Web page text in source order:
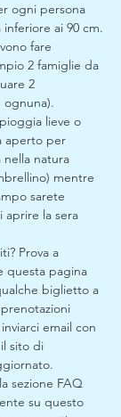
ogni persona
ai 90 cm.
fare
2 famiglie da
2
ognuna).
lieve o
aperto per
nella natura
mentre
sarete
aprire la sera
Prova a
questa pagina
biglietto a
email con
sito di
sezione FAQ
su questo